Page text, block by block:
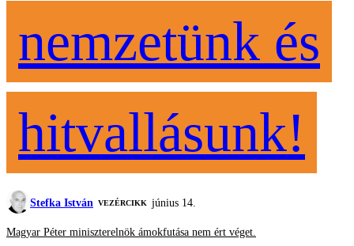
nemzetünk és
hitvallásunk!
Stefka István VEZÉRCIKK június 14.
Magyar Péter miniszterelnök ámokfutása nem ért véget.